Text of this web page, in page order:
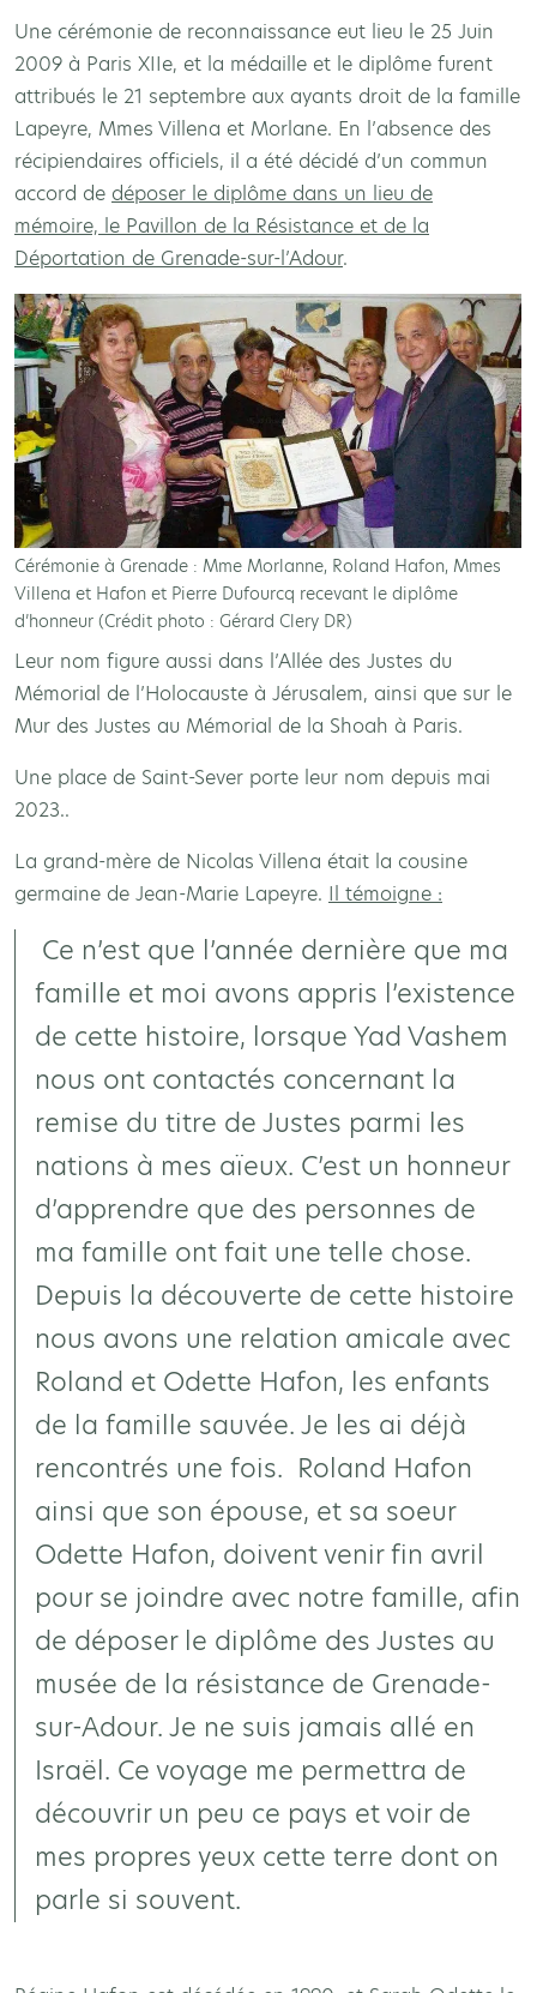
Une cérémonie de reconnaissance eut lieu le 25 Juin
2009 à Paris XIIe, et la médaille et le diplôme furent
attribués le 21 septembre aux ayants droit de la famille
Lapeyre, Mmes Villena et Morlane. En l’absence des
récipiendaires officiels, il a été décidé d’un commun
accord de déposer le diplôme dans un lieu de
mémoire, le Pavillon de la Résistance et de la
Déportation de Grenade-sur-l’Adour.
Cérémonie à Grenade : Mme Morlanne, Roland Hafon, Mmes
Villena et Hafon et Pierre Dufourcq recevant le diplôme
d’honneur (Crédit photo : Gérard Clery DR)
Leur nom figure aussi dans l’Allée des Justes du
Mémorial de l’Holocauste à Jérusalem, ainsi que sur le
Mur des Justes au Mémorial de la Shoah à Paris.
Une place de Saint-Sever porte leur nom depuis mai
2023..
La grand-mère de Nicolas Villena était la cousine
germaine de Jean-Marie Lapeyre. Il témoigne :
Ce n’est que l’année dernière que ma
famille et moi avons appris l’existence
de cette histoire, lorsque Yad Vashem
nous ont contactés concernant la
remise du titre de Justes parmi les
nations à mes aïeux. C’est un honneur
d’apprendre que des personnes de
ma famille ont fait une telle chose.
Depuis la découverte de cette histoire
nous avons une relation amicale avec
Roland et Odette Hafon, les enfants
de la famille sauvée. Je les ai déjà
rencontrés une fois. Roland Hafon
ainsi que son épouse, et sa soeur
Odette Hafon, doivent venir fin avril
pour se joindre avec notre famille, afin
de déposer le diplôme des Justes au
musée de la résistance de Grenade-
sur-Adour. Je ne suis jamais allé en
Israël. Ce voyage me permettra de
découvrir un peu ce pays et voir de
mes propres yeux cette terre dont on
parle si souvent.